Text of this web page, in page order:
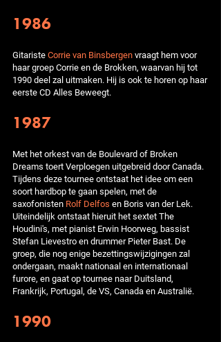
1986
GitaristeCorrie van Binsbergenvraagt hem voor
haar groep Corrie en de Brokken, waarvan hij tot
1990 deel zal uitmaken. Hij is ook te horen op haar
eerste CD Alles Beweegt.
1987
Met het orkest van de Boulevard of Broken
Dreams toert Verploegen uitgebreid door Canada.
Tijdens deze tournee ontstaat het idee om een
soort hardbop te gaan spelen, met de
saxofonisten Rolf Delfos en Boris van der Lek.
Uiteindelijk ontstaat hieruit het sextet The
Houdini's, met pianist Erwin Hoorweg, bassist
Stefan Lievestro en drummer Pieter Bast. De
groep, die nog enige bezettingswijzigingen zal
ondergaan, maakt nationaal en internationaal
furore, en gaat op tournee naar Duitsland,
Frankrijk, Portugal, de VS, Canada en Australië.
1990